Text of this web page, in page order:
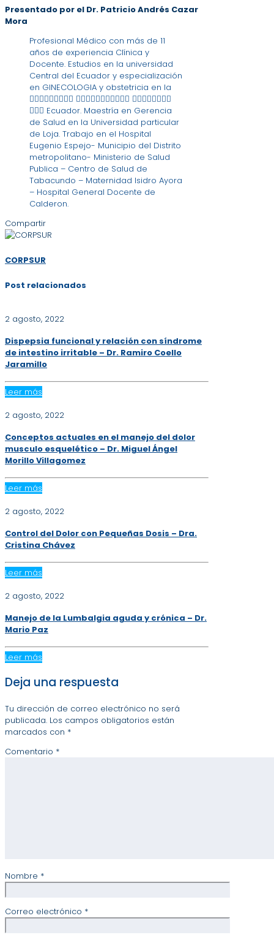
Presentado por el Dr. Patricio Andrés Cazar
Mora
Profesional Médico con más de 11
años de experiencia Clínica y
Docente. Estudios en la universidad
Central del Ecuador y especialización
en GINECOLOGIA y obstetricia en la
􏰑􏰌􏰉􏰒􏰅􏰓􏰀􏰅􏰂 􏰔􏰉􏰅􏰊􏰆􏰇􏰕􏰅􏰋􏰂􏰋 􏰖􏰂􏰒􏰏􏰃􏰅􏰀􏰂
􏰋􏰆􏰃 Ecuador. Maestría en Gerencia
de Salud en la Universidad particular
de Loja. Trabajo en el Hospital
Eugenio Espejo- Municipio del Distrito
metropolitano- Ministerio de Salud
Publica – Centro de Salud de
Tabacundo – Maternidad Isidro Ayora
– Hospital General Docente de
Calderon.
Compartir
CORPSUR
Post relacionados
2 agosto, 2022
Dispepsia funcional y relación con síndrome
de intestino irritable – Dr. Ramiro Coello
Jaramillo
Leer más
2 agosto, 2022
Conceptos actuales en el manejo del dolor
musculo esquelético – Dr. Miguel Ángel
Morillo Villagomez
Leer más
2 agosto, 2022
Control del Dolor con Pequeñas Dosis – Dra.
Cristina Chávez
Leer más
2 agosto, 2022
Manejo de la Lumbalgia aguda y crónica – Dr.
Mario Paz
Leer más
Deja una respuesta
Tu dirección de correo electrónico no será
publicada. Los campos obligatorios están
marcados con *
Comentario *
Nombre *
Correo electrónico *